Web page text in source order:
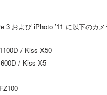
3 および iPhoto ’11 に以下のカ
/ Kiss X50
/ Kiss X5